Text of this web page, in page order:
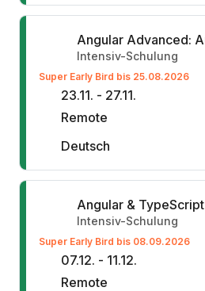
Intensiv-Schulung
Super Early Bird bis 25.08.2026
23.11. - 27.11.
Remote
Deutsch
Angular & TypeScript
Intensiv-Schulung
Super Early Bird bis 08.09.2026
07.12. - 11.12.
Remote